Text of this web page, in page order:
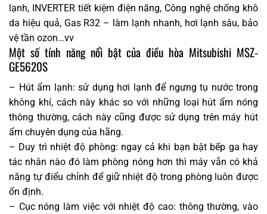
lạnh, INVERTER tiết kiệm điện năng, Công nghệ chống khô
da hiệu quả, Gas R32 – làm lạnh nhanh, hơi lạnh sâu, bảo
vệ tần ozon…vv
Một số tính năng nổi bật của điều hòa Mitsubishi MSZ-
GE5620S
– Hút ẩm lạnh: sử dụng hơi lạnh để ngưng tụ nước trong
không khí, cách này khác so với những loại hút ẩm nóng
thông thường, cách này cũng được sử dụng trên máy hút
ẩm chuyên dụng của hãng.
– Duy trì nhiệt độ phòng: ngay cả khi bạn bật bếp ga hay
tác nhân nào đó làm phòng nóng hơn thì máy vẫn có khả
năng tự điểu chỉnh để giữ nhiệt độ trong phòng luôn được
ổn định.
– Cục nóng làm việc với nhiệt độ cao: thông thường, vào